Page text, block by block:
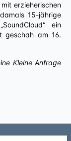
erzieherischen
15-jährige
ein
geschah am 16.
Kleine Anfrage